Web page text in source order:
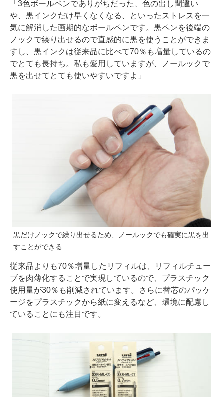
「3色ボールペンでありがちだった、色の出し間違い
や、黒インクだけ早くなくなる、といったストレスを一
気に解消した画期的なボールペンです。黒ペンを後端の
ノックで繰り出せるので直感的に黒を使うことができま
すし、黒インクは従来品に比べて70％も増量しているの
でとても長持ち。私も愛用していますが、ノールックで
黒を出せてとても使いやすいですよ」
黒だけノックで繰り出せるため、ノールックでも確実に黒を出
すことができる
従来品よりも70％増量したリフィルは、リフィルチュー
ブを肉薄化することで実現しているので、プラスチック
使用量が30％も削減されています。さらに替芯のパッケ
ージをプラスチックから紙に変えるなど、環境に配慮し
ていることにも注目です。